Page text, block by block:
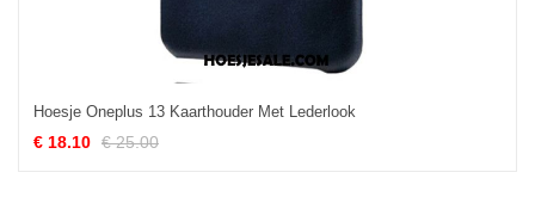
Hoesje Oneplus 13 Kaarthouder Met Lederlook
€ 18.10 € 25.00